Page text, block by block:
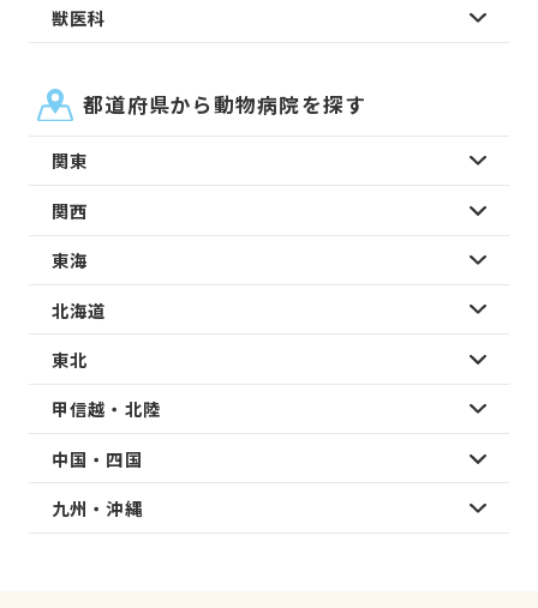
獣医科
都道府県から動物病院を探す
関東
関西
東海
北海道
東北
甲信越・北陸
中国・四国
九州・沖縄